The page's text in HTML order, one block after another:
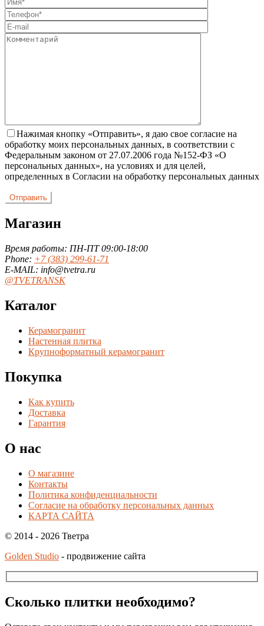
Нажимая кнопку «Отправить», я даю свое согласие на
обработку моих персональных данных, в соответствии с
Федеральным законом от 27.07.2006 года №152-ФЗ «О
персональных данных», на условиях и для целей,
определенных в Согласии на обработку персональных данных
Магазин
Время работы: ПН-ПТ 09:00-18:00
Phone: +7 (383) 299-61-71
E-MAIL: info@tvetra.ru
@TVETRANSK
Каталог
Керамогранит
Настенная плитка
Крупноформатный керамогранит
Покупка
Как купить
Доставка
Гарантия
О нас
О магазине
Контакты
Политика конфиденциальности
Согласие на обработку персональных данных
КАРТА САЙТА
© 2014 - 2026 Тветра
Golden Studio - продвижение сайта
Сколько плитки необходимо?